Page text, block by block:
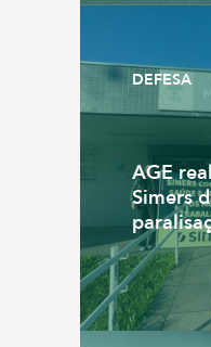
DEFESA
AGE
Simers